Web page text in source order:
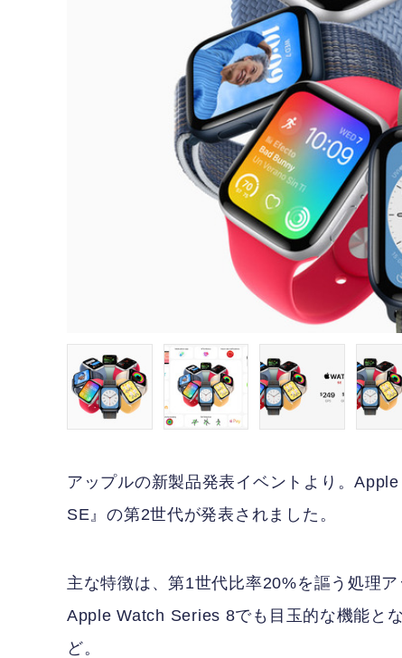
アップルの新製品発表イベントより。
SE』の第2世代が発表されました。
主な特徴は、第1世代比率20%を謳う処理
Apple Watch Series 8でも目玉的な機能と
ど。